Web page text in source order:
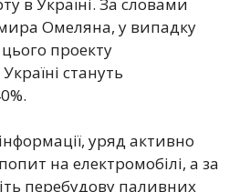
Омеляна, у випадку
цього проекту
Україні стануть
уряд активно
на електромобілі, а за
перебудову паливних